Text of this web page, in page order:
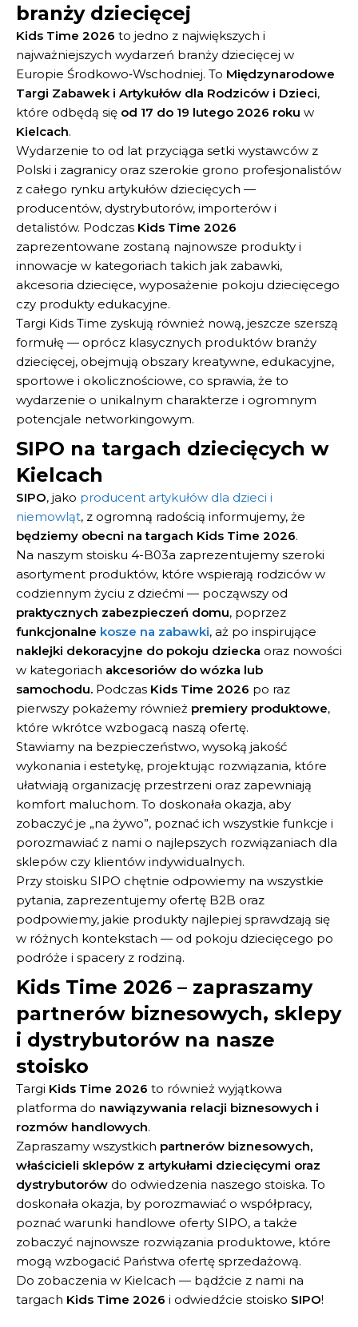
branży dziecięcej
Kids Time 2026 to jedno z największych i
najważniejszych wydarzeń branży dziecięcej w
Europie Środkowo‑Wschodniej. To Międzynarodowe
Targi Zabawek i Artykułów dla Rodziców i Dzieci,
które odbędą się od 17 do 19 lutego 2026 roku w
Kielcach.
Wydarzenie to od lat przyciąga setki wystawców z
Polski i zagranicy oraz szerokie grono profesjonalistów
z całego rynku artykułów dziecięcych —
producentów, dystrybutorów, importerów i
detalistów. Podczas Kids Time 2026
zaprezentowane zostaną najnowsze produkty i
innowacje w kategoriach takich jak zabawki,
akcesoria dziecięce, wyposażenie pokoju dziecięcego
czy produkty edukacyjne.
Targi Kids Time zyskują również nową, jeszcze szerszą
formułę — oprócz klasycznych produktów branży
dziecięcej, obejmują obszary kreatywne, edukacyjne,
sportowe i okolicznościowe, co sprawia, że to
wydarzenie o unikalnym charakterze i ogromnym
potencjale networkingowym.
SIPO na targach dziecięcych w
Kielcach
SIPO, jako producent artykułów dla dzieci i
niemowląt, z ogromną radością informujemy, że
będziemy obecni na targach Kids Time 2026.
Na naszym stoisku 4-B03a zaprezentujemy szeroki
asortyment produktów, które wspierają rodziców w
codziennym życiu z dziećmi — począwszy od
praktycznych zabezpieczeń domu, poprzez
funkcjonalne kosze na zabawki, aż po inspirujące
naklejki dekoracyjne do pokoju dziecka oraz nowości
w kategoriach akcesoriów do wózka lub
samochodu. Podczas Kids Time 2026 po raz
pierwszy pokażemy również premiery produktowe,
które wkrótce wzbogacą naszą ofertę.
Stawiamy na bezpieczeństwo, wysoką jakość
wykonania i estetykę, projektując rozwiązania, które
ułatwiają organizację przestrzeni oraz zapewniają
komfort maluchom. To doskonała okazja, aby
zobaczyć je „na żywo”, poznać ich wszystkie funkcje i
porozmawiać z nami o najlepszych rozwiązaniach dla
sklepów czy klientów indywidualnych.
Przy stoisku SIPO chętnie odpowiemy na wszystkie
pytania, zaprezentujemy ofertę B2B oraz
podpowiemy, jakie produkty najlepiej sprawdzają się
w różnych kontekstach — od pokoju dziecięcego po
podróże i spacery z rodziną.
Kids Time 2026 – zapraszamy
partnerów biznesowych, sklepy
i dystrybutorów na nasze
stoisko
Targi Kids Time 2026 to również wyjątkowa
platforma do nawiązywania relacji biznesowych i
rozmów handlowych.
Zapraszamy wszystkich partnerów biznesowych,
właścicieli sklepów z artykułami dziecięcymi oraz
dystrybutorów do odwiedzenia naszego stoiska. To
doskonała okazja, by porozmawiać o współpracy,
poznać warunki handlowe oferty SIPO, a także
zobaczyć najnowsze rozwiązania produktowe, które
mogą wzbogacić Państwa ofertę sprzedażową.
Do zobaczenia w Kielcach — bądźcie z nami na
targach Kids Time 2026 i odwiedźcie stoisko SIPO!